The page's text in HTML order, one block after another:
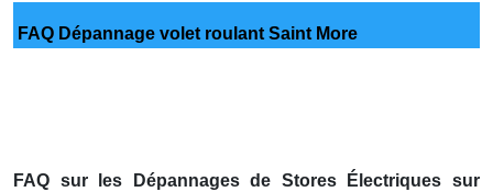
FAQ Dépannage volet roulant Saint More
FAQ sur les Dépannages de Stores Électriques sur